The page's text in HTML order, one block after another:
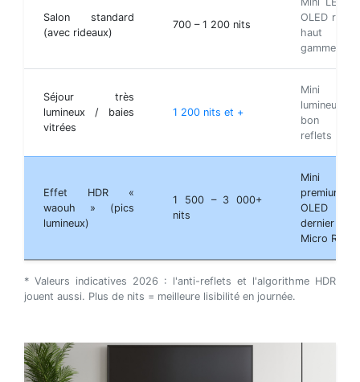
Salon standard
(avec rideaux)
700 – 1 200 nits
OLED
haut
gamme
Séjour très
lumineux / baies
vitrées
1 200 nits et +
Mini
lumineuse
bon
reflets
Effet HDR «
waouh » (pics
lumineux)
1 500 – 3 000+
nits
Mini
premium
OLED
dernier cri
Micro RGB
* Valeurs indicatives 2026 : l'anti-reflets et l'algorithme HDR
jouent aussi. Plus de nits = meilleure lisibilité en journée.